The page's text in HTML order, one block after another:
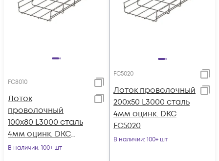
FC8010
Лоток
проволочный
100х80 L3000 сталь
4мм оцинк. DKC
FC8010
В наличии: 100+ шт
FC5020
Лоток проволочный
200х50 L3000 сталь
4мм оцинк. DKC
FC5020
В наличии: 100+ шт